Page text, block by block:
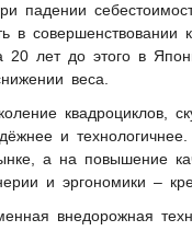
падении
в
20 лет до этого в
веса.
квадроциклов,
и
а на повышение
и эргономики –
внедорожная